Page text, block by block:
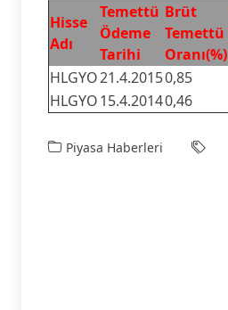
Hisse
Adı
Temettü
Ödeme
Tarihi
Brüt
Temettü
Oranı(%)
HLGYO21.4.20150,85
HLGYO15.4.20140,46
Piyasa Haberleri